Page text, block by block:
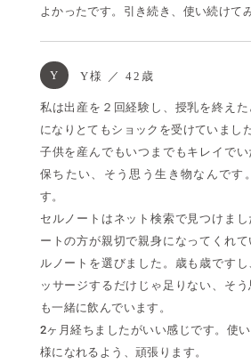
よかったです。引き続き、使い続けて
Y Y様 ／ 42歳
私は出産を２回経験し、授乳を終え
になりとてもショックを受けていました
子供を産んでもいつまでもキレイで
保ちたい、そう思う生き物なんです
す。
セルノートはネット検索で見つけま
ートの方が親切で親身になってくれ
ルノートを選びました。歳も歳です
ッサージするだけじゃ足りない、そ
も一緒に飲んでいます。
2ヶ月経ちましたがいい感じです。使
様になれるよう、頑張ります。